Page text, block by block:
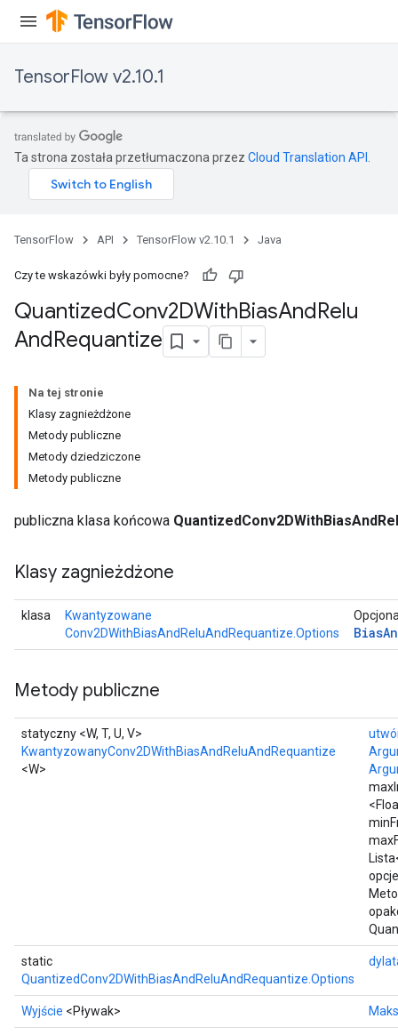
TensorFlow v2.10.1
Ta strona została przetłumaczona przez Cloud Translation API
TensorFlow API TensorFlow v2.10.1 Java
Czy te wskazówki były pomocne?
QuantizedConv2DWithBiasAndRelu
AndRequantize
Na tej stronie
Klasy zagnieżdżone
Metody publiczne
Metody dziedziczone
Metody publiczne
publiczna klasa końcowa
Klasy zagnieżdżone
klasa
Kwantyzowane
Conv2DWithBiasAndReluAndRequantize.Options
Bias
Metody publiczne
statyczny <W, T, U, V>
KwantyzowanyConv2DWithBiasAndReluAndRequantize
<W>
static
QuantizedConv2DWithBiasAndReluAndRequantize.Options
Wyjście <Pływak>